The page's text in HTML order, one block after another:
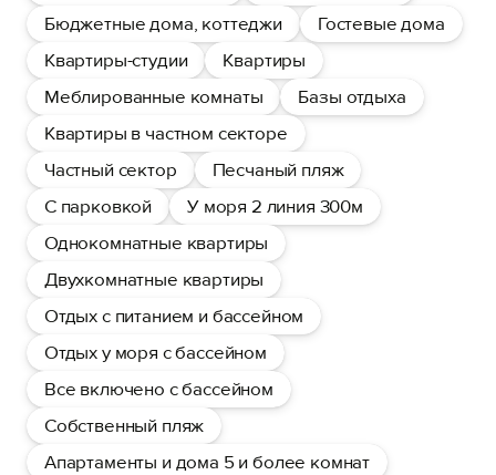
Бюджетные дома, коттеджи
Гостевые дома
Квартиры-студии
Квартиры
Меблированные комнаты
Базы отдыха
Квартиры в частном секторе
Частный сектор
Песчаный пляж
С парковкой
У моря 2 линия 300м
Однокомнатные квартиры
Двухкомнатные квартиры
Отдых с питанием и бассейном
Отдых у моря с бассейном
Все включено с бассейном
Собственный пляж
Апартаменты и дома 5 и более комнат